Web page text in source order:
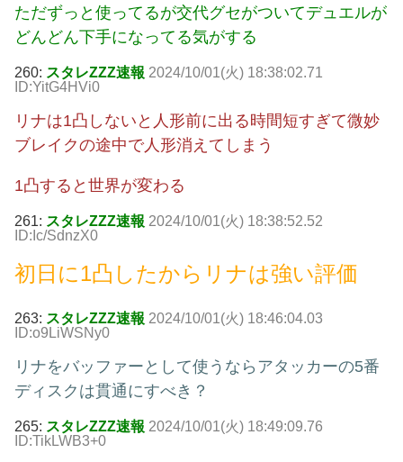
ただずっと使ってるが交代グセがついてデュエルが
どんどん下手になってる気がする
260: スタレZZZ速報 2024/10/01(火) 18:38:02.71
ID:YitG4HVi0
リナは1凸しないと人形前に出る時間短すぎて微妙
ブレイクの途中で人形消えてしまう
1凸すると世界が変わる
261: スタレZZZ速報 2024/10/01(火) 18:38:52.52
ID:Ic/SdnzX0
初日に1凸したからリナは強い評価
263: スタレZZZ速報 2024/10/01(火) 18:46:04.03
ID:o9LiWSNy0
リナをバッファーとして使うならアタッカーの5番
ディスクは貫通にすべき？
265: スタレZZZ速報 2024/10/01(火) 18:49:09.76
ID:TikLWB3+0